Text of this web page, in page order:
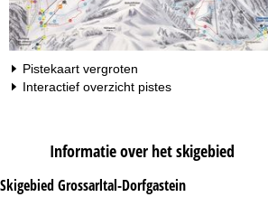
Pistekaart vergroten
Interactief overzicht pistes
Informatie over het skigebied
Skigebied Grossarltal-Dorfgastein